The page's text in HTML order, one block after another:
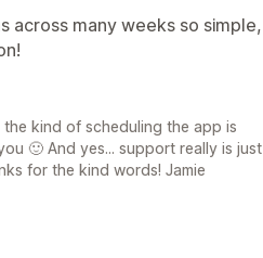
across many weeks so simple,
kind of scheduling the app is
🙂 And yes... support really is just
for the kind words! Jamie